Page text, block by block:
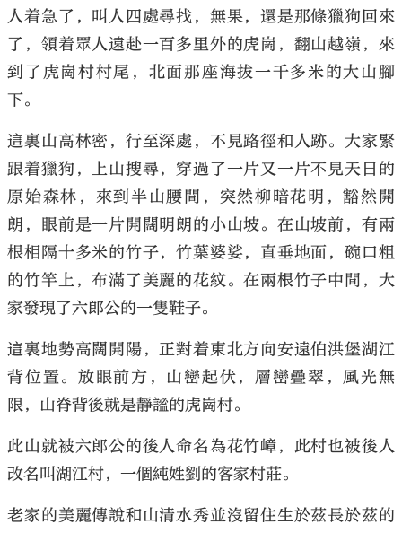
人着急了，叫人四處尋找，無果，還是那條獵狗回來
了，領着眾人遠赴一百多里外的虎崗，翻山越嶺，來
到了虎崗村村尾，北面那座海拔一千多米的大山腳
下。
這裏山高林密，行至深處，不見路徑和人跡。大家緊
跟着獵狗，上山搜尋，穿過了一片又一片不見天日的
原始森林，來到半山腰間，突然柳暗花明，豁然開
朗，眼前是一片開闊明朗的小山坡。在山坡前，有兩
根相隔十多米的竹子，竹葉婆娑，直垂地面，碗口粗
的竹竿上，布滿了美麗的花紋。在兩根竹子中間，大
家發現了六郎公的一隻鞋子。
這裏地勢高闊開陽，正對着東北方向安遠伯洪堡湖江
背位置。放眼前方，山巒起伏，層巒疊翠，風光無
限，山脊背後就是靜謐的虎崗村。
此山就被六郎公的後人命名為花竹嶂，此村也被後人
改名叫湖江村，一個純姓劉的客家村莊。
老家的美麗傳說和山清水秀並沒留住生於茲長於茲的